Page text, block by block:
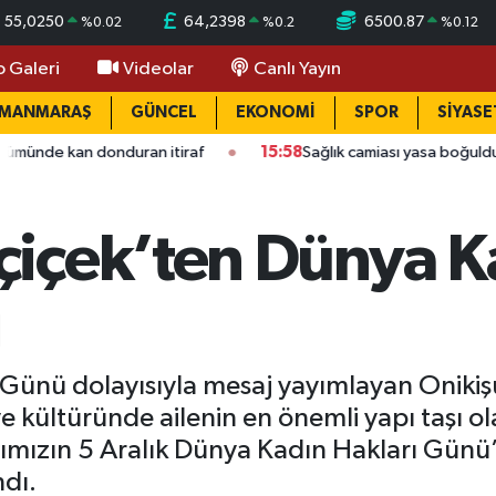
55,0250 %0.02 64,2398 %0.2 6500.87 %0.12
Galeri Videolar Canlı Yayın
GÜNCEL EKONOMİ SPOR
itiraf 15:58Sağlık camiası yasa boğuldu:
Dünya
dolayısıyla mesaj yayımlayan
kültüründe ailenin en önemli yapı taşı
5 Aralık Dünya Kadın Hakları